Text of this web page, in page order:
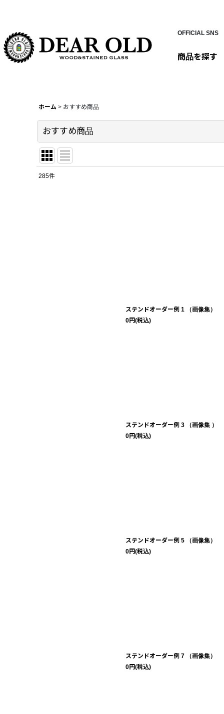
商品を探す
OFFICIAL SNS
ホーム > おすすめ商品
おすすめ商品
285件
ステンドオーダー例 1 （画像集）
0円(税込)
ステンドオーダー例 3 （画像集 ）
0円(税込)
ステンドオーダー例 5 （画像集）
0円(税込)
ステンドオーダー例 7 （画像集）
0円(税込)